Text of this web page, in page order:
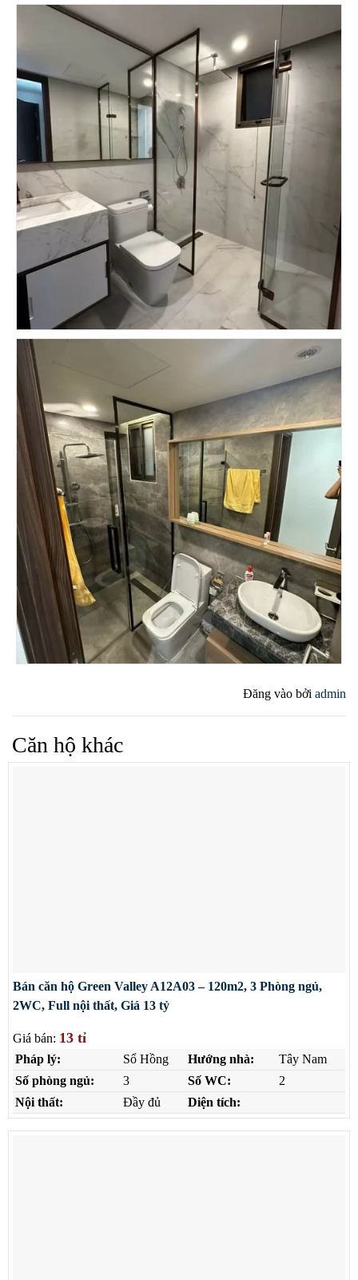
Đăng vào bởi admin
Căn hộ khác
Bán căn hộ Green Valley A12A03 – 120m2, 3 Phòng ngủ,
2WC, Full nội thất, Giá 13 tỷ
Giá bán: 13 tỉ
Pháp lý: Sổ Hồng Hướng nhà:
Tây Nam
Số phòng ngủ:
3 Số WC:
2
Nội thất:
Đầy đủ Diện tích: